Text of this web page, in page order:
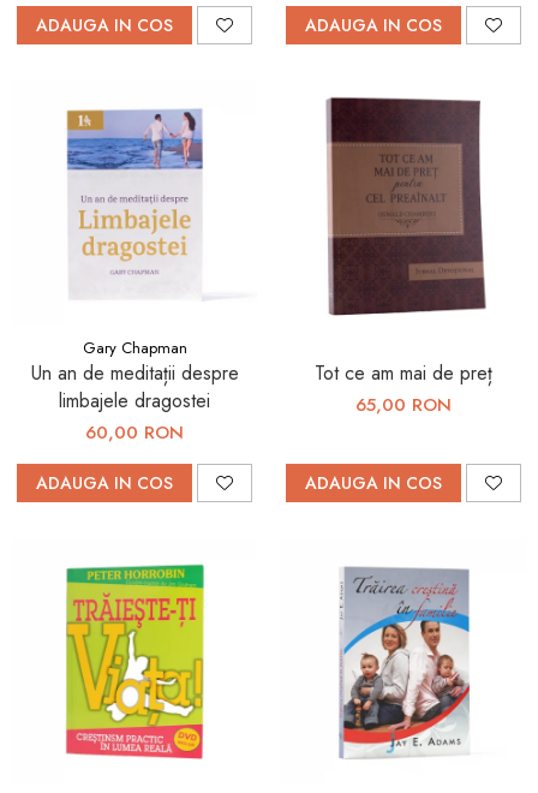
ADAUGA IN COS ADAUGA IN COS
Gary Chapman
Un an de meditații despre
limbajele dragostei
60,00 RON
ADAUGA IN COS
Tot ce am mai de preț
65,00 RON
ADAUGA IN COS